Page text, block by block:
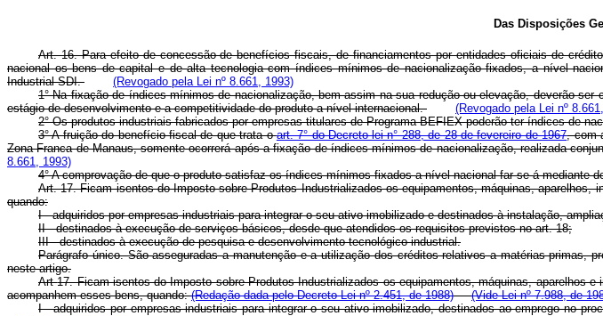
Das Disposições
Art. 16. Para efeito de concessão de benefícios fiscais, de financiamentos por entidades oficiais de
nacional os bens de capital e de alta tecnologia com índices mínimos de nacionalização fixados, a nível
Industrial-SDI.
(Revogado pela Lei nº 8.661, 1993)
1° Na fixação de índices mínimos de nacionalização, bem assim na sua redução ou elevação, deverão
estágio de desenvolvimento e a competitividade do produto a nível internacional.
(Revogado pela Lei nº
2° Os produtos industriais fabricados por empresas titulares de Programa-BEFIEX poderão ter índices de
3° A fruição do benefício fiscal de que trata oart. 7° do Decreto-lei n° 288, de 28 de fevereiro de 1967, com
Zona Franca de Manaus, somente ocorrerá após a fixação de índices mínimos de nacionalização, realizada
8.661, 1993)
4° A comprovação de que o produto satisfaz os índices mínimos fixados a nível nacional far-se-á mediante
Art. 17. Ficam isentos do Imposto sobre Produtos Industrializados os equipamentos, máquinas,
quando:
I - adquiridos por empresas industriais para integrar o seu ativo imobilizado e destinados à instalação,
II - destinados à execução de serviços básicos, desde que atendidos os requisitos previstos no art. 18;
III - destinados à execução de pesquisa e desenvolvimento tecnológico industrial.
Parágrafo único. São asseguradas a manutenção e a utilização dos créditos relativos a matérias-primas,
neste artigo.
Art 17. Ficam isentos do Imposto sobre Produtos Industrializados os equipamentos, máquinas, aparelhos
acompanhem esses bens, quando:(Redação dada pelo Decreto-Lei nº 2.451, de 1988) (Vide Lei nº 7.988, de
I - adquiridos por empresas industriais para integrar o seu ativo imobilizado, destinados ao emprego no